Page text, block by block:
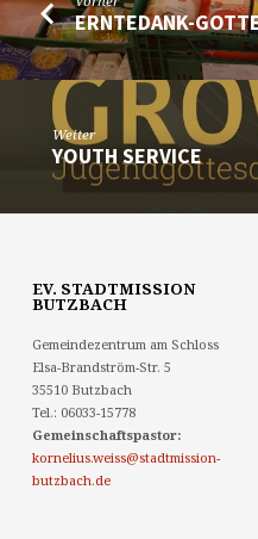
ERNTEDANK-
Weiter
YOUTH SERVICE
EV. STADTMISSION
BUTZBACH
Gemeindezentrum am Schloss
Elsa-Brandström-Str. 5
35510 Butzbach
Tel.: 06033-15778
Gemeinschaftspastor:
kornelius.weiss@stadtmission-
butzbach.de